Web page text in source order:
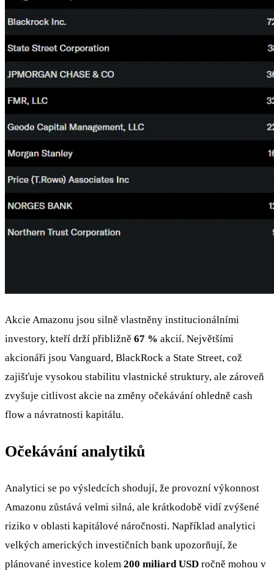
Akcie Amazonu jsou silně vlastněny institucionálními
investory, kteří drží přibližně 67 % akcií. Největšími
akcionáři jsou Vanguard, BlackRock a State Street, což
zajišťuje vysokou stabilitu vlastnické struktury, ale zároveň
zvyšuje citlivost akcie na změny očekávání ohledně cash
flow a návratnosti kapitálu.
Očekávání analytiků
Analytici se po výsledcích shodují, že provozní výkonnost
Amazonu zůstává velmi silná, ale krátkodobě vidí zvýšené
riziko v oblasti kapitálové náročnosti. Například analytici
velkých amerických investičních bank upozorňují, že
plánované investice kolem 200 miliard USD ročně mohou v